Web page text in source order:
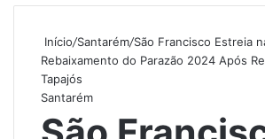
Início/Santarém/São Francisco Estreia
Rebaixamento do Parazão 2024 Após
Tapajós
Santarém